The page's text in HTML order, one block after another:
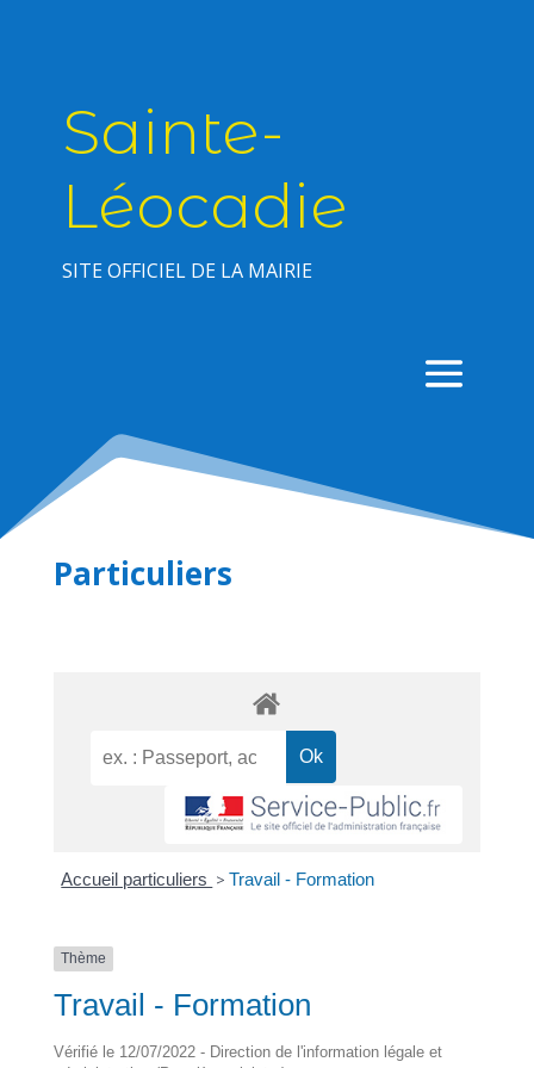
Sainte-
Léocadie
SITE OFFICIEL DE LA MAIRIE
Particuliers
Accueil particuliers > Travail - Formation
Thème
Travail - Formation
Vérifié le 12/07/2022 - Direction de l'information légale et